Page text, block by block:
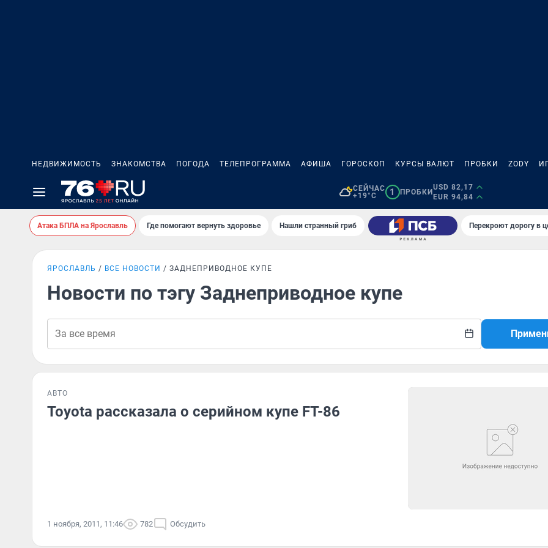
НЕДВИЖИМОСТЬ ЗНАКОМСТВА ПОГОДА ТЕЛЕПРОГРАММА АФИША ГОРОСКОП КУРСЫ ВАЛЮТ ПРОБКИ ZODY
СЕЙЧАС
+19°C
1 ПРОБКИ
USD 82,17
EUR 94,84
Атака БПЛА на Ярославль Где помогают вернуть здоровье Нашли странный гриб Перекроют дорогу в
ЯРОСЛАВЛЬ ВСЕ НОВОСТИ ЗАДНЕПРИВОДНОЕ КУПЕ
Новости по тэгу Заднеприводное купе
АВТО
Toyota рассказала о серийном купе FT-86
1 ноября, 2011, 11:46 782 Обсудить